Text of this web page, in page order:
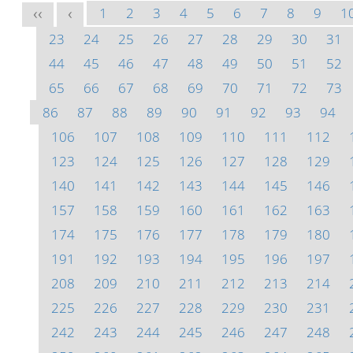
<< < 1 2 3 4 5 6 7 8 9
23
24 25 26 27 28 29 30
31
44
45 46 47 48 49 50 51
52
65
66 67 68 69 70 71 72
73
86
87 88 89 90 91 92 93
94
106
107 108 109 110 111 112
123
124 125 126 127 128 129
140
141 142 143 144 145 146
157
158 159 160 161 162 163
174
175 176 177 178 179 180
191
192 193 194 195 196 197
208
209 210 211 212 213 214
225
226 227 228 229 230 231
242
243 244 245 246 247 248